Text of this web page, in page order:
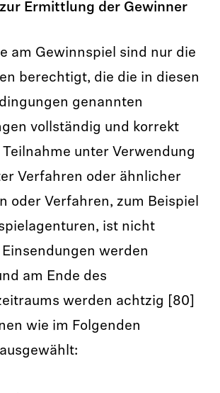
Ermittlung der Gewinner
am Gewinnspiel sind nur die
berechtigt, die die in diesen
genannten
vollständig und korrekt
unter Verwendung
Verfahren oder ähnlicher
oder Verfahren, zum Beispiel
ist nicht
werden
am Ende des
werden achtzig [80]
wie im Folgenden